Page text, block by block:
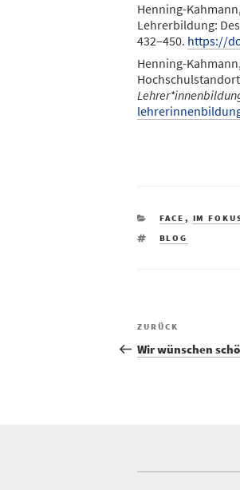
Henning-
Lehrerbildung:
432–450. https://
Henning-
KATEGORIEN
FACE , IM
SCHLAGWÖRTER
BLOG
Vorheriger
Beitrag
ZURÜCK
Wir wünschen